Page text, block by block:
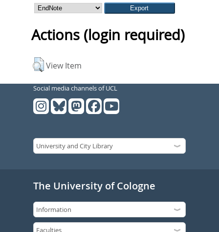
Actions (login required)
View Item
Social media channels of UCL
The University of Cologne